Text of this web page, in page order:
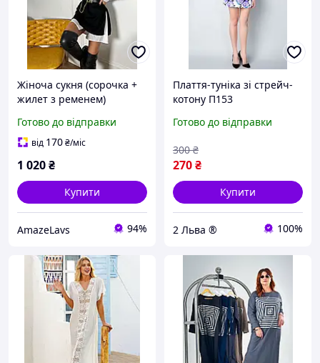
Жіноча сукня (сорочка +
жилет з ременем)
двостороння ангора, в
універсальному розмірі
Готово до відправки
від 170₴/міс
1 020₴
Купити
AmazeLavs 94%
Плаття-туніка зі стрейч-
котону П153
Готово до відправки
270₴
300 ₴
Купити
2 Льва ® 100%